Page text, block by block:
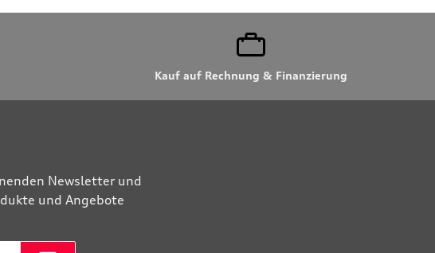
Kauf auf Rechnung & Finanzierung
Newsletter und
und Angebote